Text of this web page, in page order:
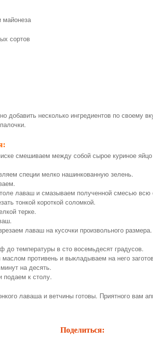
майонеза
сортов
добавить несколько ингредиентов по своему
смешиваем между собой сырое куриное яйцо
специи мелко нашинкованную зелень.
лаваш и смазываем полученной смесью всю
тонкой короткой соломкой.
терке.
лаваш на кусочки произвольного
до температуры в сто восемьдесят градусов.
противень и выкладываем на него
на десять.
подаем к столу.
лаваша и ветчины готовы. Приятного вам
Поделиться: